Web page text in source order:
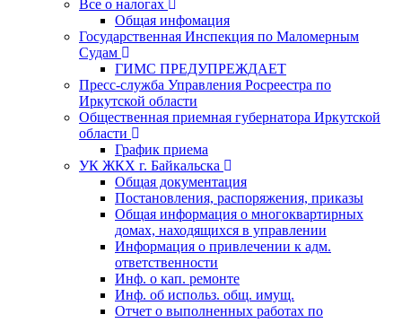
Все о налогах
Общая инфомация
Государственная Инспекция по Маломерным
Судам
ГИМС ПРЕДУПРЕЖДАЕТ
Пресс-служба Управления Росреестра по
Иркутской области
Общественная приемная губернатора Иркутской
области
График приема
УК ЖКХ г. Байкальска
Общая документация
Постановления, распоряжения, приказы
Общая информация о многоквартирных
домах, находящихся в управлении
Информация о привлечении к адм.
ответственности
Инф. о кап. ремонте
Инф. об использ. общ. имущ.
Отчет о выполненных работах по